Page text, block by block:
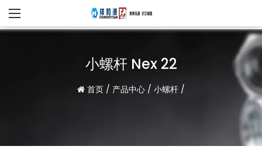
小螺杆 Nex 22
首页 / 产品中心 / 小螺杆 /